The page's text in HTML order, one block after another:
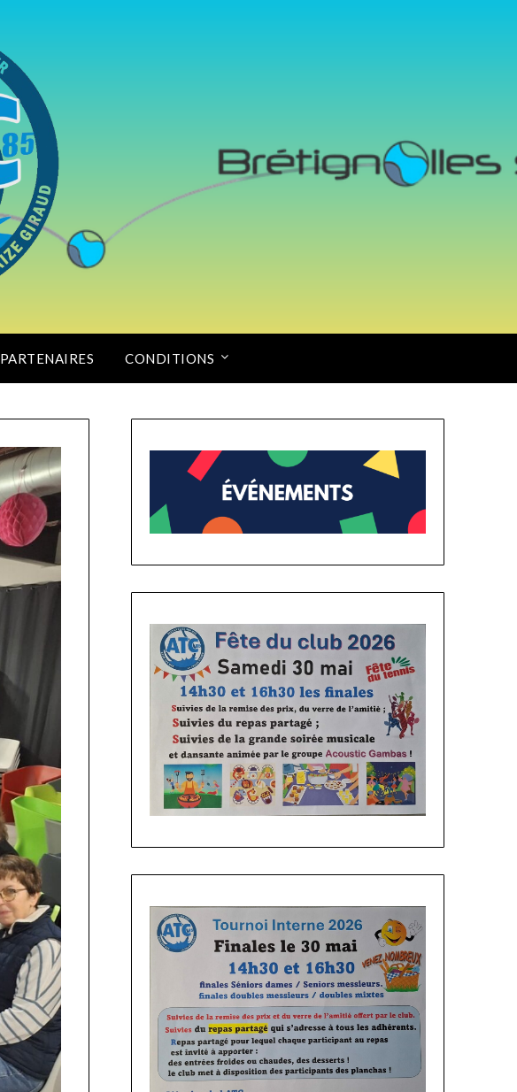
PARTENAIRES CONDITIONS